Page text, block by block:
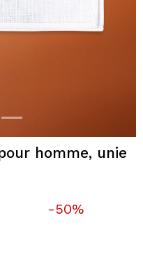
homme, unie
-50%